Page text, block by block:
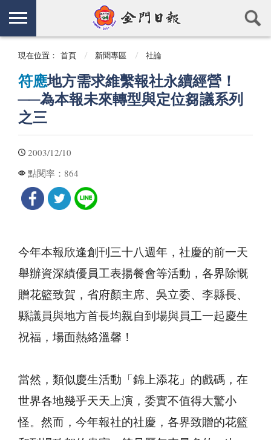
現在位置： 首頁 新聞專區 社論
符應地方需求維繫報社永續經營！
──為本報未來轉型與定位芻議系列
之三
2003/12/10
點閱率： 864
今年本報欣逢創刊三十八週年，社慶的前一天
舉辦資深績優員工表揚餐會等活動，各界除慨
贈花籃致賀，省府顏主席、吳立委、李縣長、
縣議員與地方首長均親自到場與員工一起慶生
祝福，場面熱絡溫馨！
當然，類似慶生活動「錦上添花」的戲碼，在
世界各地幾乎天天上演，委實不值得大驚小
怪。然而，今年報社的社慶，各界致贈的花籃